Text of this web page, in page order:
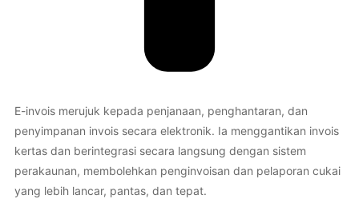
E-invois merujuk kepada penjanaan, penghantaran, dan
penyimpanan invois secara elektronik. Ia menggantikan invois
kertas dan berintegrasi secara langsung dengan sistem
perakaunan, membolehkan penginvoisan dan pelaporan cukai
yang lebih lancar, pantas, dan tepat.